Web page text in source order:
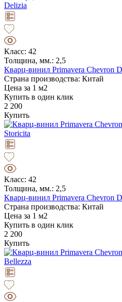
Класс: 42
Толщина, мм.: 2,5
Кварц-винил Primavera Chevron
Страна производства: Китай
Цена за 1 м2
Купить в один клик
2 200
Купить
Класс: 42
Толщина, мм.: 2,5
Кварц-винил Primavera Chevron
Страна производства: Китай
Цена за 1 м2
Купить в один клик
2 200
Купить